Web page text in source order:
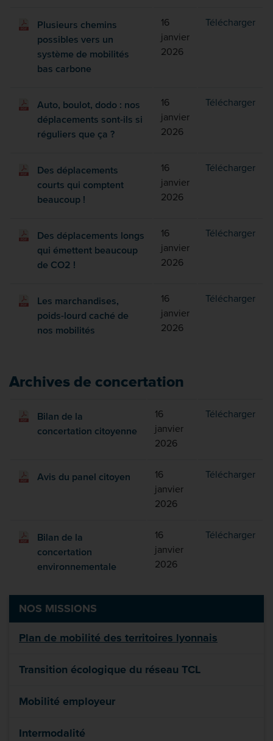
Plusieurs chemins
possibles vers un
système de mobilités
bas carbone
16
janvier
2026
Télécharger
Auto, boulot, dodo : nos
déplacements sont-ils si
réguliers que ça ?
16
janvier
2026
Télécharger
Des déplacements
courts qui comptent
beaucoup !
16
janvier
2026
Télécharger
Des déplacements longs
qui émettent beaucoup
de CO2 !
16
janvier
2026
Télécharger
Les marchandises,
poids-lourd caché de
nos mobilités
16
janvier
2026
TéléchargerLes
Archives de concertation
Bilan de la
concertation citoyenne
16
janvier
2026
Télécharger
Avis du panel citoyen
16
janvier
2026
Télécharger
Bilan de la
concertation
environnementale
16
janvier
2026
Télécharger
NOS MISSIONS
Plan de mobilité des territoires lyonnais
Transition écologique du réseau TCL
Mobilité employeur
Intermodalité